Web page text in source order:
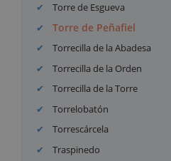
Torre de Esgueva
Torre de Peñafiel
Torrecilla de la Abadesa
Torrecilla de la Orden
Torrecilla de la Torre
Torrelobatón
Torrescárcela
Traspinedo